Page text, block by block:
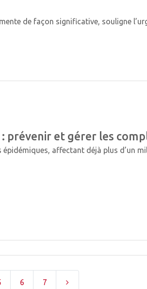
de façon significative, souligne
prévenir et gérer les
affectant déjà plus d’un
6 7